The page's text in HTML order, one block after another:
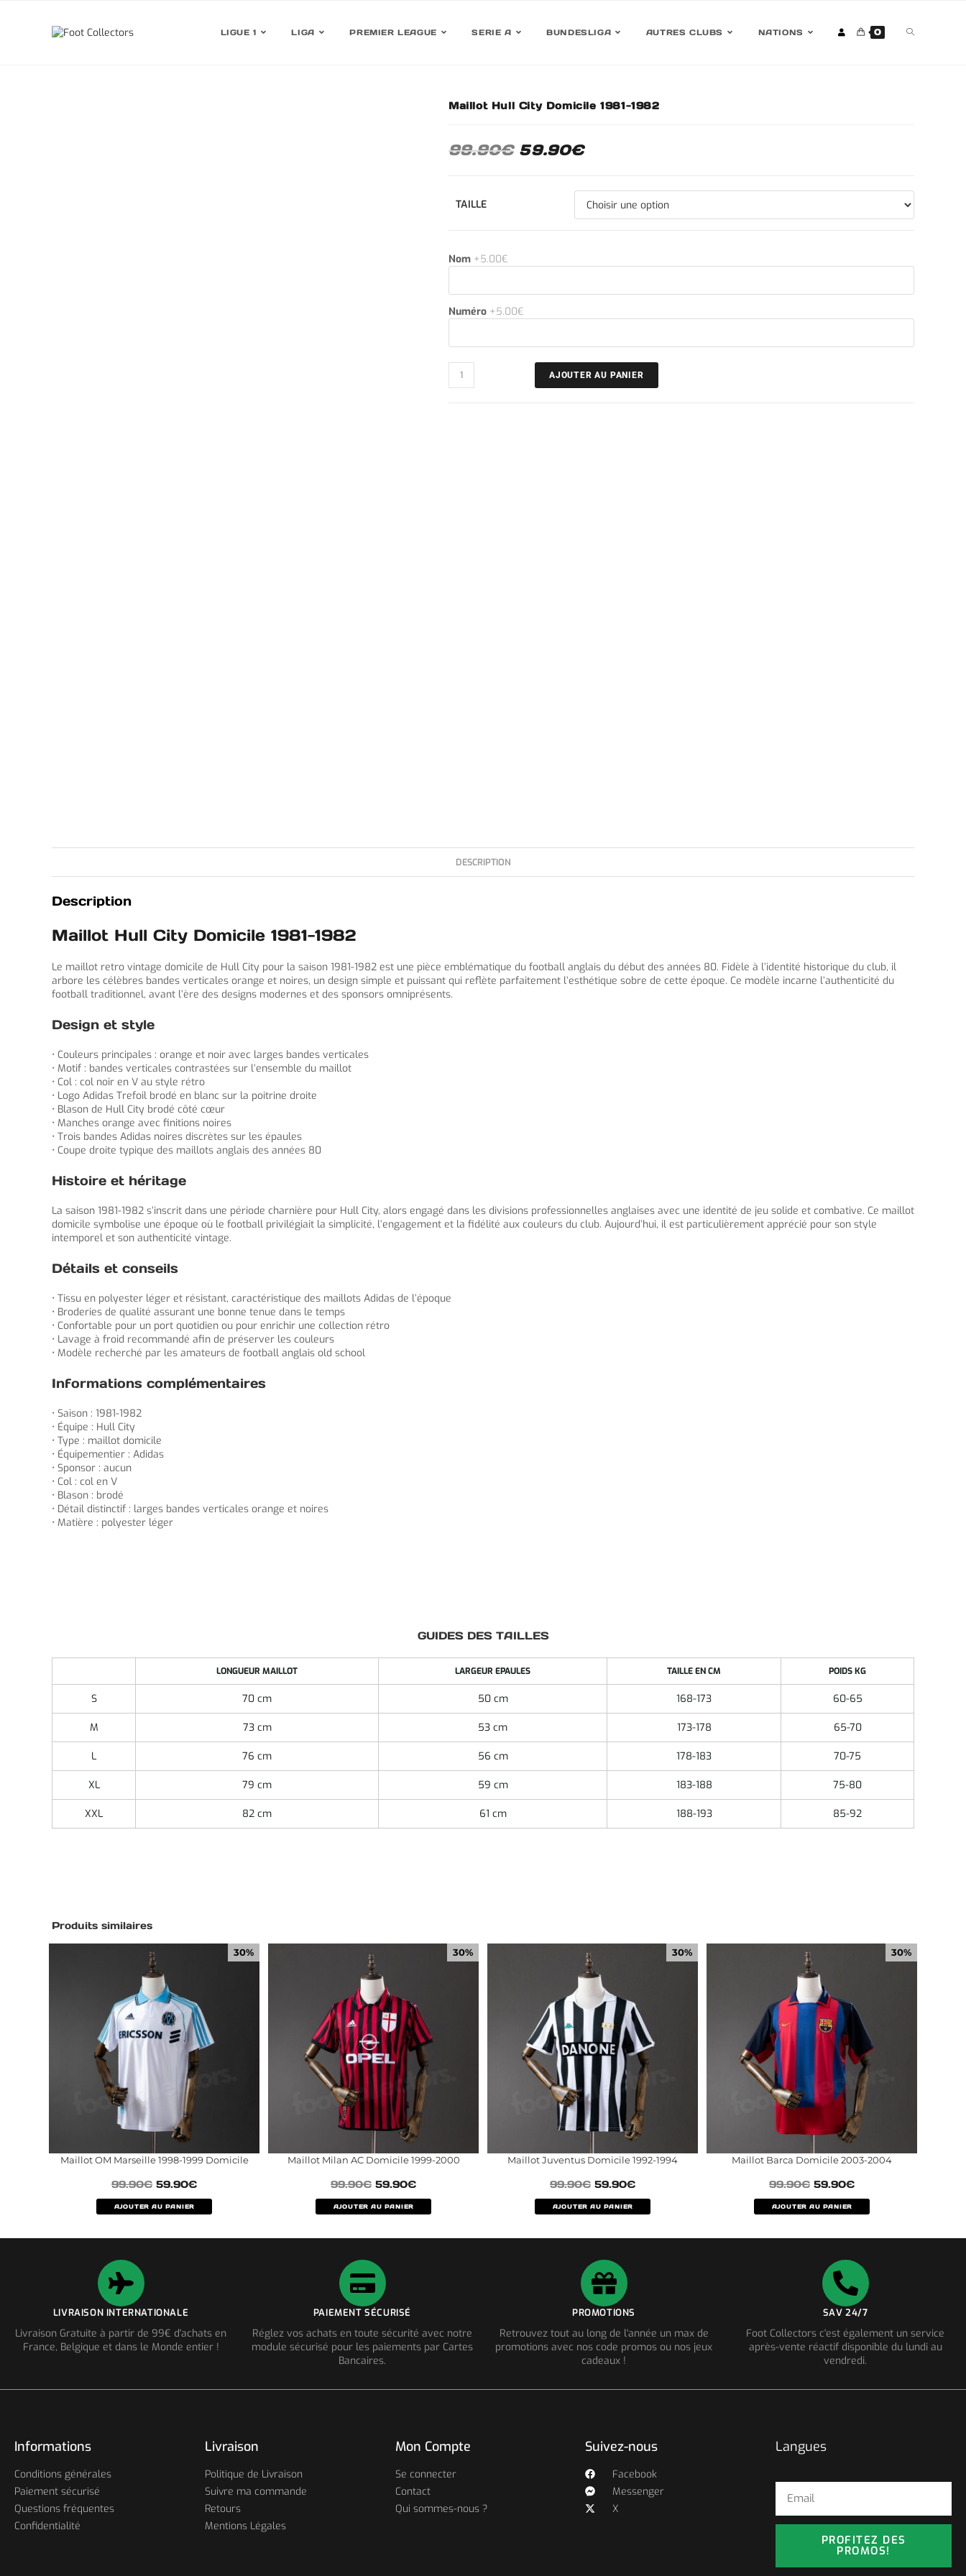
LIGUE 1 LIGA PREMIER LEAGUE SERIE A BUNDESLIGA AUTRES CLUBS NATIONS 0
Maillot Hull City Domicile 1981-1982
99.90€ 59.90€
TAILLE
Nom +5.00€
Numéro +5.00€
AJOUTER AU PANIER
DESCRIPTION
Description
Maillot Hull City Domicile 1981-1982
Le maillot retro vintage domicile de Hull City pour la saison 1981-1982 est une pièce emblématique du football anglais du début des années 80. Fidèle à l’identité historique du club, il
arbore les célèbres bandes verticales orange et noires, un design simple et puissant qui reflète parfaitement l’esthétique sobre de cette époque. Ce modèle incarne l’authenticité du
football traditionnel, avant l’ère des designs modernes et des sponsors omniprésents.
Design et style
• Couleurs principales : orange et noir avec larges bandes verticales
• Motif : bandes verticales contrastées sur l’ensemble du maillot
• Col : col noir en V au style rétro
• Logo Adidas Trefoil brodé en blanc sur la poitrine droite
• Blason de Hull City brodé côté cœur
• Manches orange avec finitions noires
• Trois bandes Adidas noires discrètes sur les épaules
• Coupe droite typique des maillots anglais des années 80
Histoire et héritage
La saison 1981-1982 s’inscrit dans une période charnière pour Hull City, alors engagé dans les divisions professionnelles anglaises avec une identité de jeu solide et combative. Ce maillot
domicile symbolise une époque où le football privilégiait la simplicité, l’engagement et la fidélité aux couleurs du club. Aujourd’hui, il est particulièrement apprécié pour son style
intemporel et son authenticité vintage.
Détails et conseils
• Tissu en polyester léger et résistant, caractéristique des maillots Adidas de l’époque
• Broderies de qualité assurant une bonne tenue dans le temps
• Confortable pour un port quotidien ou pour enrichir une collection rétro
• Lavage à froid recommandé afin de préserver les couleurs
• Modèle recherché par les amateurs de football anglais old school
Informations complémentaires
• Saison : 1981-1982
• Équipe : Hull City
• Type : maillot domicile
• Équipementier : Adidas
• Sponsor : aucun
• Col : col en V
• Blason : brodé
• Détail distinctif : larges bandes verticales orange et noires
• Matière : polyester léger
GUIDES DES TAILLES
LONGUEUR MAILLOT LARGEUR EPAULES TAILLE EN CM POIDS KG
S 70 cm 50 cm 168-173 60-65
M 73 cm 53 cm 173-178 65-70
L 76 cm 56 cm 178-183 70-75
XL 79 cm 59 cm 183-188 75-80
XXL 82 cm 61 cm 188-193 85-92
Produits similaires
30%
Maillot OM Marseille 1998-1999 Domicile
99.90€ 59.90€
AJOUTER AU PANIER
30%
Maillot Milan AC Domicile 1999-2000
99.90€ 59.90€
AJOUTER AU PANIER
30%
Maillot Juventus Domicile 1992-1994
99.90€ 59.90€
AJOUTER AU PANIER
30%
Maillot Barca Domicile 2003-2004
99.90€ 59.90€
AJOUTER AU PANIER
LIVRAISON INTERNATIONALE
Livraison Gratuite à partir de 99€ d'achats en
France, Belgique et dans le Monde entier !
PAIEMENT SÉCURISÉ
Réglez vos achats en toute sécurité avec notre
module sécurisé pour les paiements par Cartes
Bancaires.
PROMOTIONS
Retrouvez tout au long de l'année un max de
promotions avec nos code promos ou nos jeux
cadeaux !
SAV 24/7
Foot Collectors c'est également un service
après-vente réactif disponible du lundi au
vendredi.
Informations
Conditions générales
Paiement sécurisé
Questions fréquentes
Confidentialité
Livraison
Politique de Livraison
Suivre ma commande
Retours
Mentions Légales
Mon Compte
Se connecter
Contact
Qui sommes-nous ?
Suivez-nous
Facebook
Messenger
X
Langues
PROFITEZ DES
PROMOS!